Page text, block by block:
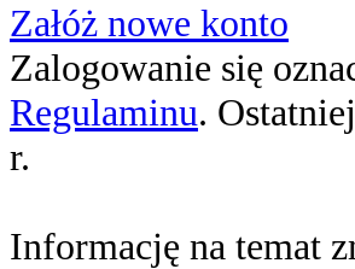
Załóż nowe konto
Zalogowanie się
Regulaminu.
r.
Informację na temat